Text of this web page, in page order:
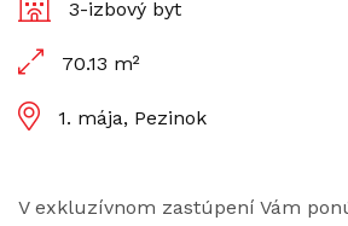
3-izbový byt
70.13 m²
1. mája, Pezinok
V exkluzívnom zastúpení Vám